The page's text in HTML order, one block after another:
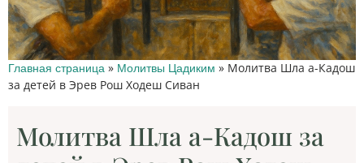
Главная страница » Молитвы Цадиким » Молитва Шла а-Кадош
за детей в Эрев Рош Ходеш Сиван
Молитва Шла а-Кадош за